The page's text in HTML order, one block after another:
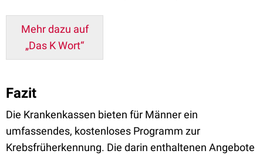
Mehr dazu auf
„Das K Wort“
Fazit
Die Krankenkassen bieten für Männer ein
umfassendes, kostenloses Programm zur
Krebsfrüherkennung. Die darin enthaltenen Angebote